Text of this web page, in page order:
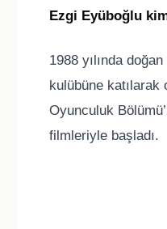
Ezgi Eyüboğlu
1988 yılında
kulübüne katılarak
Oyunculuk
filmleriyle başladı.